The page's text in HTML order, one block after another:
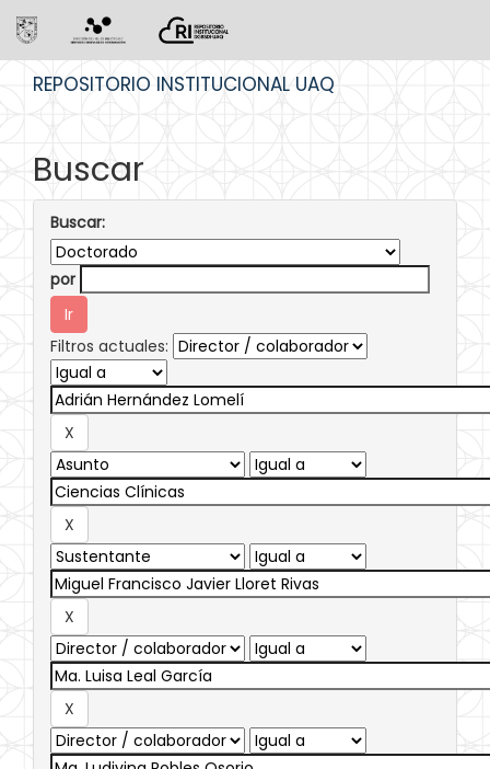
REPOSITORIO INSTITUCIONAL UAQ
Buscar
Buscar:
por
Filtros actuales: